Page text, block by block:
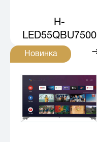
H-
LED55QBU7500
Новинка